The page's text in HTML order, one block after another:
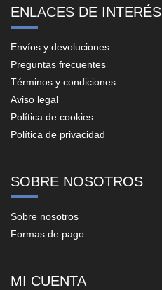
ENLACES DE INTERÉS
Envíos y devoluciones
Preguntas frecuentes
Términos y condiciones
Aviso legal
Política de cookies
Política de privacidad
SOBRE NOSOTROS
Sobre nosotros
Formas de pago
MI CUENTA